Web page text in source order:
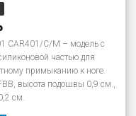
CAR401/C/M – модель с
частью для
примыканию к ноге.
высота подошвы 0,9 см.,
см.